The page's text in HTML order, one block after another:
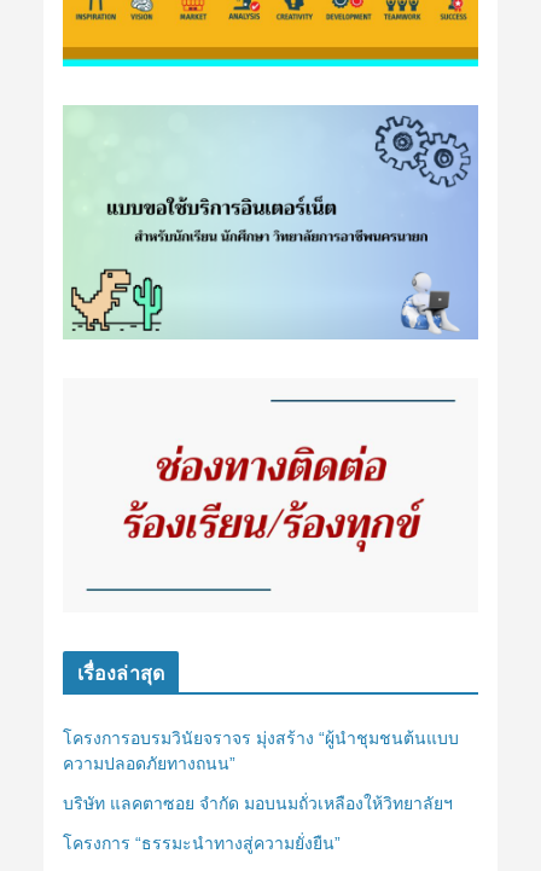
เรื่องล่าสุด
โครงการอบรมวินัยจราจร มุ่งสร้าง “ผู้นำชุมชนต้นแบบ
ความปลอดภัยทางถนน”
บริษัท แลคตาซอย จำกัด มอบนมถั่วเหลืองให้วิทยาลัยฯ
โครงการ “ธรรมะนำทางสู่ความยั่งยืน”